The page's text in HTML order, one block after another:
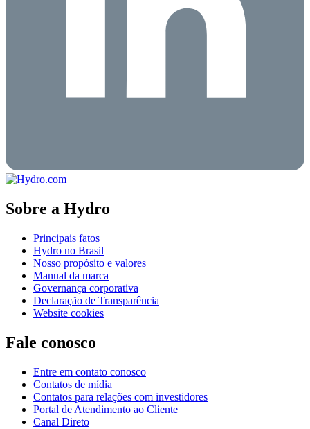
Sobre a Hydro
Principais fatos
Hydro no Brasil
Nosso propósito e valores
Manual da marca
Governança corporativa
Declaração de Transparência
Website cookies
Fale conosco
Entre em contato conosco
Contatos de mídia
Contatos para relações com investidores
Portal de Atendimento ao Cliente
Canal Direto